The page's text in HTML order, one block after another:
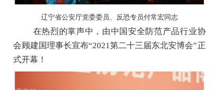
辽宁省公安厅党委委员、反恐专员付常宏同志
在热烈的掌声中，由中国安全防范产品行业协
会顾建国理事长宣布“2021第二十三届东北安博会”正
式开幕！